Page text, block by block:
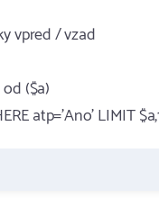
vpred / vzad
($a)
atp='Ano' LIMIT